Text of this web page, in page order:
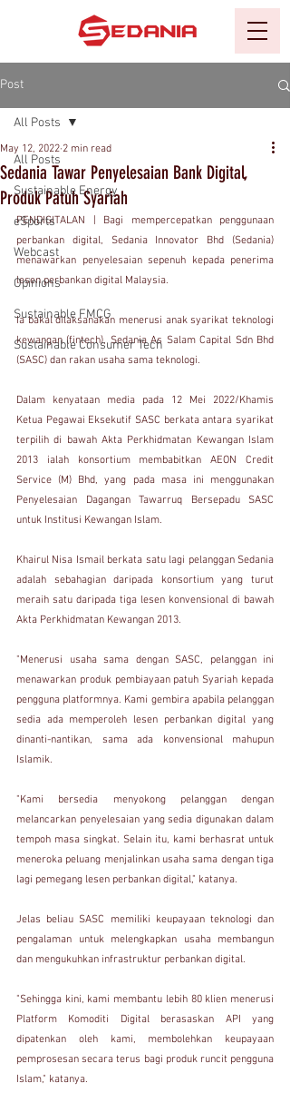
Post
All Posts
Sustainable Energy
eSports
Webcast
Opinions
Sustainable FMCG
Sustainable Consumer Tech
All Posts
Sedania Tawar Penyelesaian Bank Digital,
Produk Patuh Syariah
May 12, 2022 2 min read
PENDIGITALAN | Bagi mempercepatkan penggunaan
perbankan digital, Sedania Innovator Bhd (Sedania)
menawarkan penyelesaian sepenuh kepada penerima
lesen perbankan digital Malaysia.
Ia bakal dilaksanakan menerusi anak syarikat teknologi
kewangan (fintech), Sedania As Salam Capital Sdn Bhd
(SASC) dan rakan usaha sama teknologi.
Dalam kenyataan media pada 12 Mei 2022/Khamis
Ketua Pegawai Eksekutif SASC berkata antara syarikat
terpilih di bawah Akta Perkhidmatan Kewangan Islam
2013 ialah konsortium membabitkan AEON Credit
Service (M) Bhd, yang pada masa ini menggunakan
Penyelesaian Dagangan Tawarruq Bersepadu SASC
untuk Institusi Kewangan Islam.
Khairul Nisa Ismail berkata satu lagi pelanggan Sedania
adalah sebahagian daripada konsortium yang turut
meraih satu daripada tiga lesen konvensional di bawah
Akta Perkhidmatan Kewangan 2013.
"Menerusi usaha sama dengan SASC, pelanggan ini
menawarkan produk pembiayaan patuh Syariah kepada
pengguna platformnya. Kami gembira apabila pelanggan
sedia ada memperoleh lesen perbankan digital yang
dinanti-nantikan, sama ada konvensional mahupun
Islamik.
"Kami bersedia menyokong pelanggan dengan
melancarkan penyelesaian yang sedia digunakan dalam
tempoh masa singkat. Selain itu, kami berhasrat untuk
meneroka peluang menjalinkan usaha sama dengan tiga
lagi pemegang lesen perbankan digital," katanya.
Jelas beliau SASC memiliki keupayaan teknologi dan
pengalaman untuk melengkapkan usaha membangun
dan mengukuhkan infrastruktur perbankan digital.
"Sehingga kini, kami membantu lebih 80 klien menerusi
Platform Komoditi Digital berasaskan API yang
dipatenkan oleh kami, membolehkan keupayaan
pemprosesan secara terus bagi produk runcit pengguna
Islam," katanya.